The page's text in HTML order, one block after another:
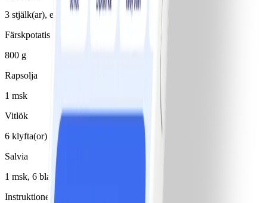
3 stjälk(ar), eller timjan
Färskpotatis
800 g
Rapsolja
1 msk
Vitlök
6 klyfta(or)
Salvia
1 msk, 6 blad
Instruktioner